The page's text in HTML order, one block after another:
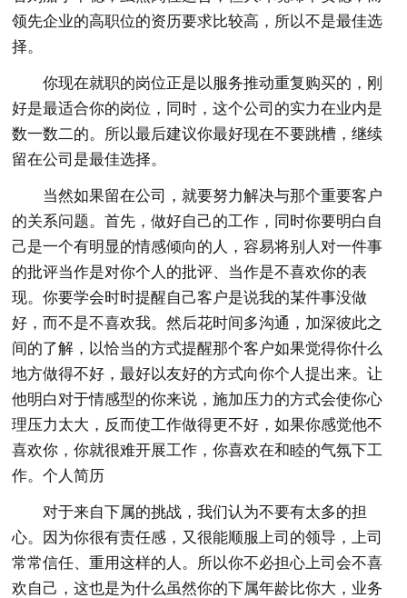
领先企业的高职位的资历要求比较高，所以不是最佳选
择。
你现在就职的岗位正是以服务推动重复购买的，刚
好是最适合你的岗位，同时，这个公司的实力在业内是
数一数二的。所以最后建议你最好现在不要跳槽，继续
留在公司是最佳选择。
当然如果留在公司，就要努力解决与那个重要客户
的关系问题。首先，做好自己的工作，同时你要明白自
己是一个有明显的情感倾向的人，容易将别人对一件事
的批评当作是对你个人的批评、当作是不喜欢你的表
现。你要学会时时提醒自己客户是说我的某件事没做
好，而不是不喜欢我。然后花时间多沟通，加深彼此之
间的了解，以恰当的方式提醒那个客户如果觉得你什么
地方做得不好，最好以友好的方式向你个人提出来。让
他明白对于情感型的你来说，施加压力的方式会使你心
理压力太大，反而使工作做得更不好，如果你感觉他不
喜欢你，你就很难开展工作，你喜欢在和睦的气氛下工
作。个人简历
对于来自下属的挑战，我们认为不要有太多的担
心。因为你很有责任感，又很能顺服上司的领导，上司
常常信任、重用这样的人。所以你不必担心上司会不喜
欢自己，这也是为什么虽然你的下属年龄比你大，业务